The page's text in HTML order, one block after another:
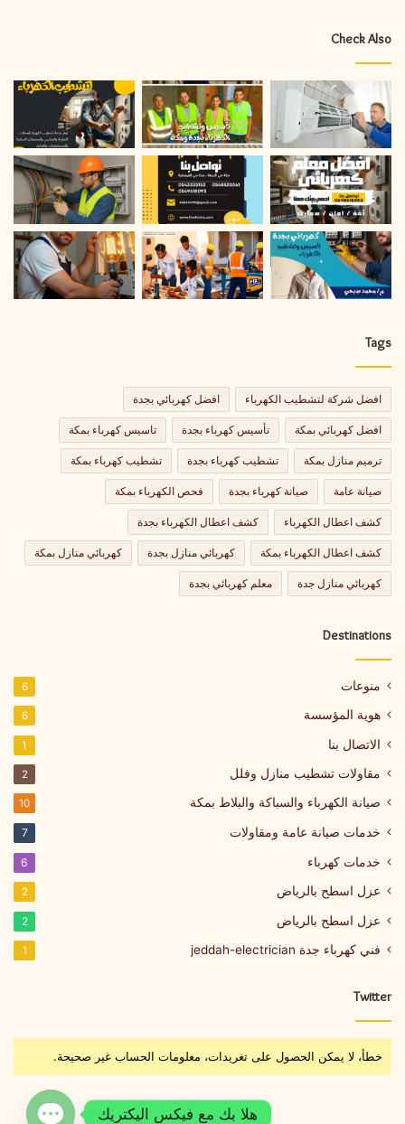
Check Also
Tags
افضل شركة لتشطيب الكهرباء افضل كهربائي بجدة
افضل كهربائي بمكة تأسيس كهرباء بجدة تاسيس كهرباء بمكة
ترميم منازل بمكة تشطيب كهرباء بجدة تشطيب كهرباء بمكة
صيانة عامة صيانة كهرباء بجدة فحص الكهرباء بمكة
كشف اعطال الكهرباء كشف اعطال الكهرباء بجدة
كشف اعطال الكهرباء بمكة كهربائي منازل بجدة كهربائي منازل بمكة
كهربائي منازل جدة معلم كهربائي بجدة
Destinations
منوعات 6
هوية المؤسسة 6
الاتصال بنا 1
مقاولات تشطيب منازل وفلل 2
صيانة الكهرباء والسباكة والبلاط بمكة 10
خدمات صيانة عامة ومقاولات 7
خدمات كهرباء 6
عزل اسطح بالرياض 2
عزل اسطح بالرياض 2
فني كهرباء جدة jeddah-electrician 1
Twitter
خطأ، لا يمكن الحصول على تغريدات، معلومات الحساب غير صحيحة.
هلا بك مع فيكس اليكتريك